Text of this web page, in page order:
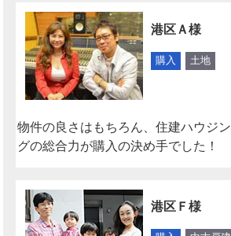
港区Ａ様
購入 土地
物件の良さはもちろん、住建ハウジン
グの総合力が購入の決め手でした！
港区Ｆ様